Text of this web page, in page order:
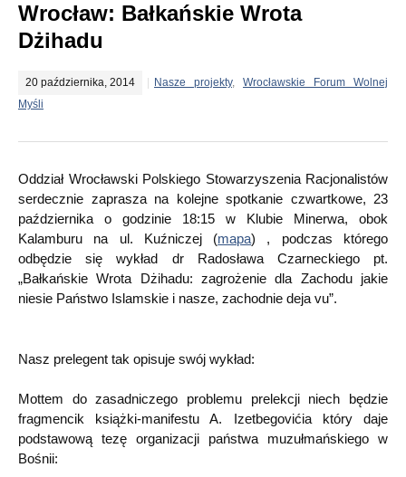
Wrocław: Bałkańskie Wrota
Dżihadu
20 października, 2014 Nasze projekty, Wrocławskie Forum Wolnej
Myśli
Oddział Wrocławski Polskiego Stowarzyszenia Racjonalistów
serdecznie zaprasza na kolejne spotkanie czwartkowe, 23
października o godzinie 18:15 w Klubie Minerwa, obok
Kalamburu na ul. Kuźniczej (mapa) , podczas którego
odbędzie się wykład dr Radosława Czarneckiego pt.
„Bałkańskie Wrota Dżihadu: zagrożenie dla Zachodu jakie
niesie Państwo Islamskie i nasze, zachodnie deja vu”.
Nasz prelegent tak opisuje swój wykład:
Mottem do zasadniczego problemu prelekcji niech będzie
fragmencik książki-manifestu A. Izetbegovićia który daje
podstawową tezę organizacji państwa muzułmańskiego w
Bośnii: